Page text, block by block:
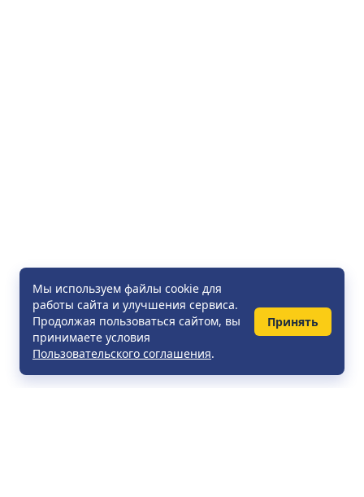
Мы используем файлы cookie для
работы сайта и улучшения сервиса.
Продолжая пользоваться сайтом, вы
принимаете условия
Пользовательского соглашения.
Принять